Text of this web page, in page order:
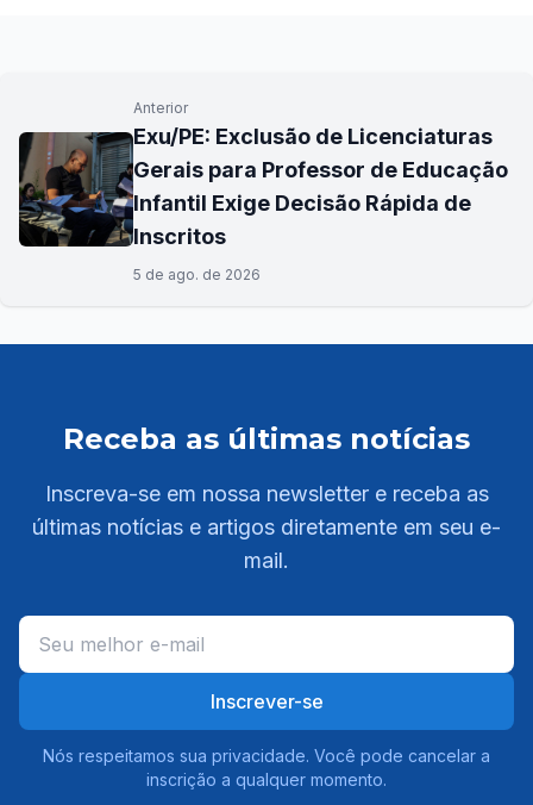
Anterior
Exu/PE: Exclusão de Licenciaturas
Gerais para Professor de Educação
Infantil Exige Decisão Rápida de
Inscritos
5 de ago. de 2026
Receba as últimas notícias
Inscreva-se em nossa newsletter e receba as
últimas notícias e artigos diretamente em seu e-
mail.
Inscrever-se
Nós respeitamos sua privacidade. Você pode cancelar a
inscrição a qualquer momento.